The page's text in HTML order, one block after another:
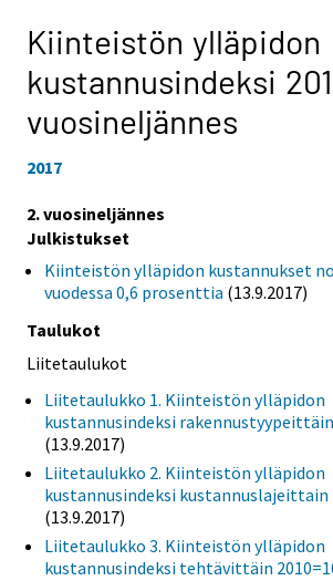
Kiinteistön ylläpidon
kustannusindeksi
vuosineljännes
2017
2. vuosineljännes
Julkistukset
Kiinteistön ylläpidon kustannukset
vuodessa 0,6 prosenttia (13.9.2017)
Taulukot
Liitetaulukot
Liitetaulukko 1. Kiinteistön ylläpidon
kustannusindeksi rakennustyypeittäin
(13.9.2017)
Liitetaulukko 2. Kiinteistön ylläpidon
kustannusindeksi kustannuslajeittain
(13.9.2017)
Liitetaulukko 3. Kiinteistön ylläpidon
kustannusindeksi tehtävittäin